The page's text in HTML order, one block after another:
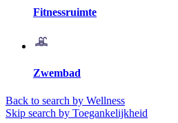
Fitnessruimte
Zwembad
Back to search by Wellness
Skip search by Toegankelijkheid